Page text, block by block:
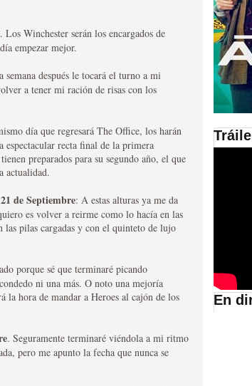
se superará
España
. Los Winchester serán los encargados de
empezar mejor.
semana después le tocará el turno a mi
a tener mi ración de risas con los
día que regresará The Office, los harán
espectacular recta final de la primera
preparados para su segundo año, el que
actualidad.
21 de Septiembre: A estas alturas ya me da
es volver a reirme como lo hacía en las
las pilas cargadas y con el quinteto de lujo
porque sé que terminaré picando
ni una más. O noto una mejoría
la hora de mandar a Heroes al cajón de los
. Seguramente terminaré viéndola a mi ritmo
pero me apunto la fecha que nunca se
En